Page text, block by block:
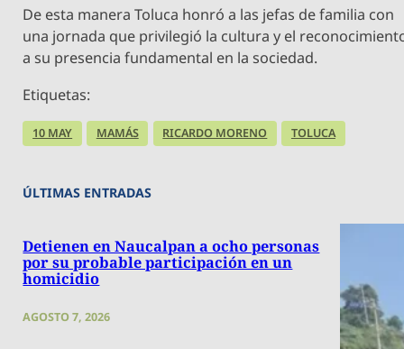
De esta manera Toluca honró a las jefas de familia con
una jornada que privilegió la cultura y el
a su presencia fundamental en la sociedad.
Etiquetas:
10 MAY MAMÁS RICARDO MORENO TOLUCA
ÚLTIMAS ENTRADAS
Detienen en Naucalpan a ocho personas
por su probable participación en un
homicidio
AGOSTO 7, 2026